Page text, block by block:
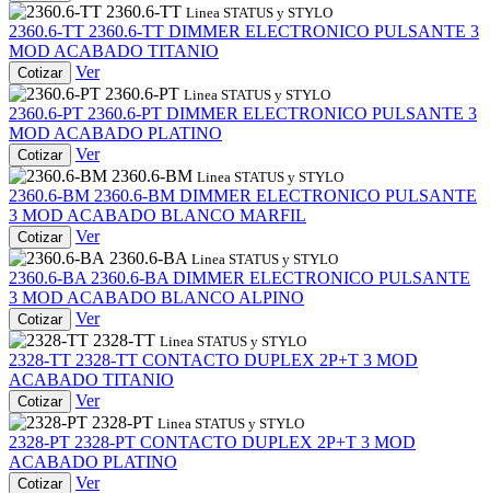
2360.6-TT Linea STATUS y STYLO
2360.6-TT 2360.6-TT DIMMER ELECTRONICO PULSANTE 3
MOD ACABADO TITANIO
Cotizar
Ver
2360.6-PT Linea STATUS y STYLO
2360.6-PT 2360.6-PT DIMMER ELECTRONICO PULSANTE 3
MOD ACABADO PLATINO
Cotizar
Ver
2360.6-BM Linea STATUS y STYLO
2360.6-BM 2360.6-BM DIMMER ELECTRONICO PULSANTE
3 MOD ACABADO BLANCO MARFIL
Cotizar
Ver
2360.6-BA Linea STATUS y STYLO
2360.6-BA 2360.6-BA DIMMER ELECTRONICO PULSANTE
3 MOD ACABADO BLANCO ALPINO
Cotizar
Ver
2328-TT Linea STATUS y STYLO
2328-TT 2328-TT CONTACTO DUPLEX 2P+T 3 MOD
ACABADO TITANIO
Cotizar
Ver
2328-PT Linea STATUS y STYLO
2328-PT 2328-PT CONTACTO DUPLEX 2P+T 3 MOD
ACABADO PLATINO
Cotizar
Ver